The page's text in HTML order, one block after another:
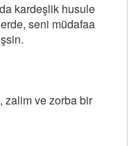
kardeşlik husule
seni müdafaa
zalim ve zorba bir